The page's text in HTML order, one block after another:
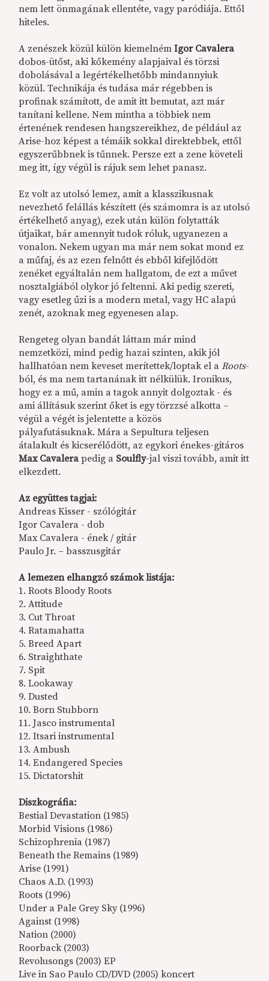
nem lett önmagának ellentéte, vagy paródiája. Ettől
hiteles.
A zenészek közül külön kiemelnémIgor Cavalera
dobos-ütőst, aki kőkemény alapjaival és törzsi
dobolásával a legértékelhetőbb mindannyiuk
közül. Technikája és tudása már régebben is
profinak számított, de amit itt bemutat, azt már
tanítani kellene. Nem mintha a többiek nem
értenének rendesen hangszereikhez, de például az
Arise-hoz képest a témáik sokkal direktebbek, ettől
egyszerűbbnek is tűnnek. Persze ezt a zene követeli
meg itt, így végül is rájuk sem lehet panasz.
Ez volt az utolsó lemez, amit a klasszikusnak
nevezhető felállás készített (és számomra is az utolsó
értékelhető anyag), ezek után külön folytatták
útjaikat, bár amennyit tudok róluk, ugyanezen a
vonalon. Nekem ugyan ma már nem sokat mond ez
a műfaj, és az ezen felnőtt és ebből kifejlődött
zenéket egyáltalán nem hallgatom, de ezt a művet
nosztalgiából olykor jó feltenni. Aki pedig szereti,
vagy esetleg űzi is a modern metal, vagy HC alapú
zenét, azoknak meg egyenesen alap.
Rengeteg olyan bandát láttam már mind
nemzetközi, mind pedig hazai szinten, akik jól
hallhatóan nem keveset merítettek/loptak el aRoots-
ból, és ma nem tartanának itt nélkülük. Ironikus,
hogy ez a mű, amin a tagok annyit dolgoztak - és
ami állításuk szerint őket is egy törzzsé alkotta –
végül a végét is jelentette a közös
pályafutásuknak. Mára a Sepultura teljesen
átalakult és kicserélődött, az egykori énekes-gitáros
Max Cavalera pedig a Soulfly-jal viszi tovább, amit itt
elkezdett.
Az együttes tagjai:
Andreas Kisser - szólógitár
Igor Cavalera - dob
Max Cavalera - ének / gitár
Paulo Jr. – basszusgitár
A lemezen elhangzó számok listája:
1. Roots Bloody Roots
2. Attitude
3. Cut Throat
4. Ratamahatta
5. Breed Apart
6. Straighthate
7. Spit
8. Lookaway
9. Dusted
10. Born Stubborn
11. Jasco instrumental
12. Itsari instrumental
13. Ambush
14. Endangered Species
15. Dictatorshit
Diszkográfia:
Bestial Devastation (1985)
Morbid Visions (1986)
Schizophrenia (1987)
Beneath the Remains (1989)
Arise (1991)
Chaos A.D. (1993)
Roots (1996)
Under a Pale Grey Sky (1996)
Against (1998)
Nation (2000)
Roorback (2003)
Revolusongs (2003) EP
Live in Sao Paulo CD/DVD (2005) koncert